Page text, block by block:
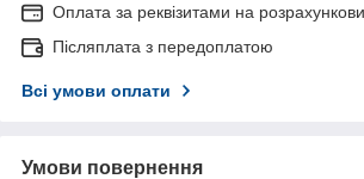
Оплата за реквізитами на
Післяплата з передоплатою
Всі умови оплати
Умови повернення